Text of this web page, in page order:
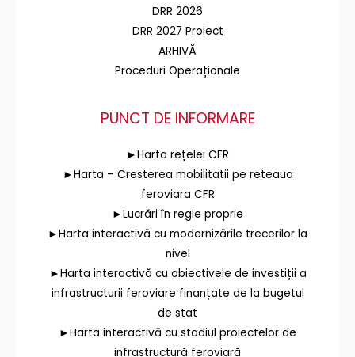
DRR 2026
DRR 2027 Proiect
ARHIVĂ
Proceduri Operaționale
PUNCT DE INFORMARE
►Harta rețelei CFR
►Harta – Cresterea mobilitatii pe reteaua
feroviara CFR
►Lucrări în regie proprie
►Harta interactivă cu modernizările trecerilor la
nivel
►Harta interactivă cu obiectivele de investiții a
infrastructurii feroviare finanțate de la bugetul
de stat
►Harta interactivă cu stadiul proiectelor de
infrastructură feroviară